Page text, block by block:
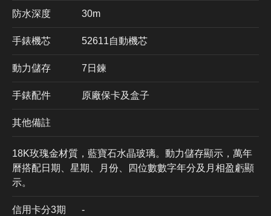
防水深度 30m
手錶機芯 ​52611自動機芯
動力儲存 7日鍊
手錶配件 原廠保卡及盒子
其他備註
18K玫瑰金材質，藍寶石水晶玻璃。動力儲存顯示，萬年
曆搭配日期、星期、月份、四位數數字年分及月相盈虧顯
示。
信用卡分3期 ​-